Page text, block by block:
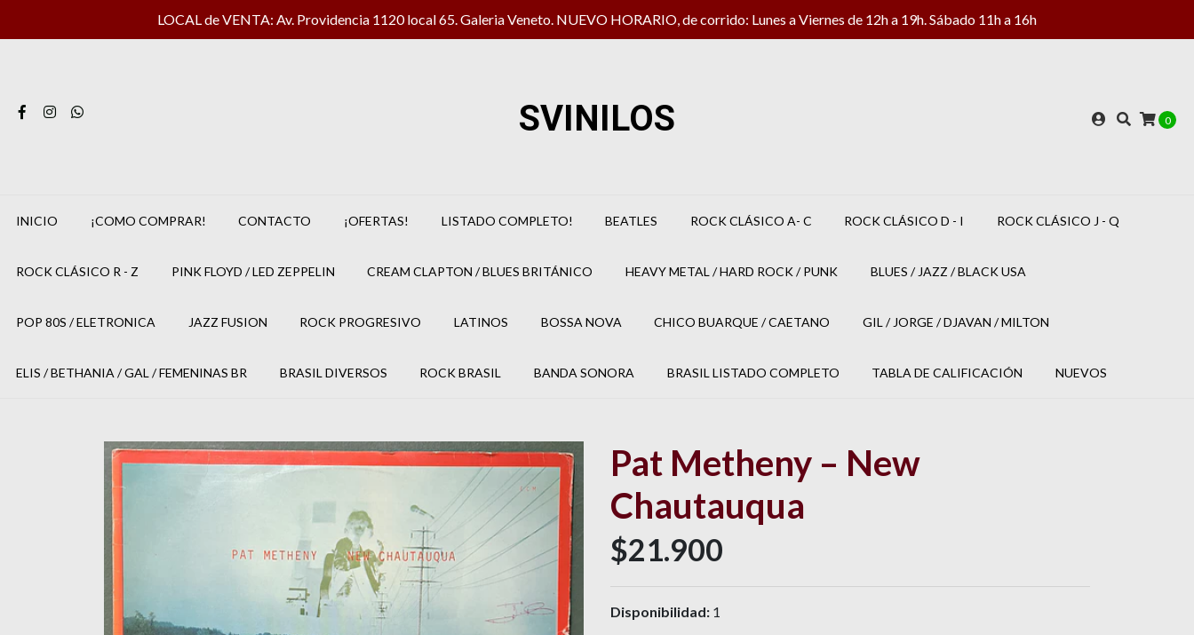
LOCAL de VENTA: Av. Providencia 1120 local 65. Galeria Veneto. NUEVO HORARIO, de corrido: Lunes a Viernes de 12h a 19h. Sábado 11h a 16h
SVINILOS 0
INICIO ¡COMO COMPRAR! CONTACTO ¡OFERTAS! LISTADO COMPLETO! BEATLES ROCK CLÁSICO A- C ROCK CLÁSICO D - I ROCK CLÁSICO J - Q
ROCK CLÁSICO R - Z PINK FLOYD / LED ZEPPELIN CREAM CLAPTON / BLUES BRITÁNICO HEAVY METAL / HARD ROCK / PUNK BLUES / JAZZ / BLACK USA
POP 80S / ELETRONICA JAZZ FUSION ROCK PROGRESIVO LATINOS BOSSA NOVA CHICO BUARQUE / CAETANO GIL / JORGE / DJAVAN / MILTON
ELIS / BETHANIA / GAL / FEMENINAS BR BRASIL DIVERSOS ROCK BRASIL BANDA SONORA BRASIL LISTADO COMPLETO TABLA DE CALIFICACIÓN NUEVOS
Pat Metheny – New
Chautauqua
$21.900
Disponibilidad: 1